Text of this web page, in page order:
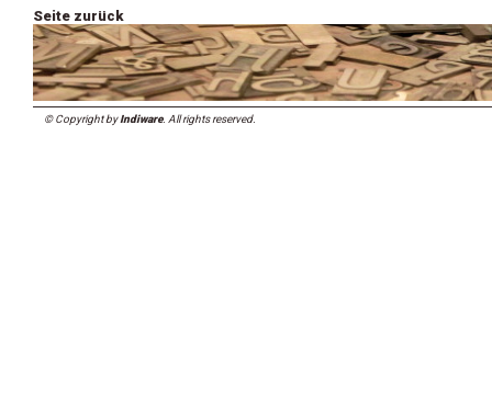
Seite zurück
© Copyright byIndiware. All rights reserved.